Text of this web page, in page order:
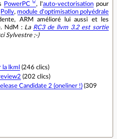
PowerPC , l'auto-vectorisation pour
Polly, module d'optimisation polyédrale
ARM amélioré lui aussi et les
NdM : La RC3 de llvm 3.2 est sortie
Sylvestre ;-)
lkml (246 clics)
(202 clics)
Candidate 2 (oneliner !)(309